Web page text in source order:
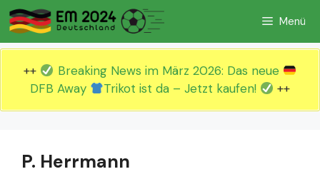
Zum
Inhalt
springen
Menü
++
Breaking News im März 2026: Das neue
DFB Away
Trikot ist da – Jetzt kaufen! ++
P. Herrmann